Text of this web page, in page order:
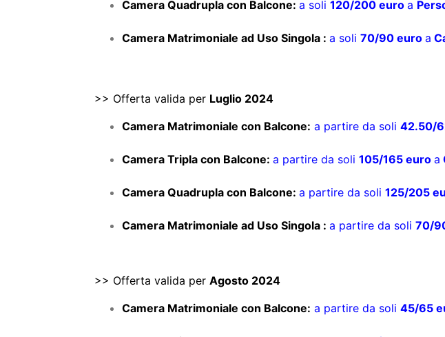
​Camera Matrimoniale ad Uso Singola : a soli70/90 euroa
​Camera Matrimoniale con Balcone:
​Camera Tripla con Balcone: a partire da soli 105/165 euroa
​Camera Quadrupla con Balcone:a partire da soli125/205
​Camera Matrimoniale ad Uso Singola :a partire da soli70/
​Camera Matrimoniale con Balcone:
​Camera Tripla con Balcone:a partire da soli 110/170 euroa